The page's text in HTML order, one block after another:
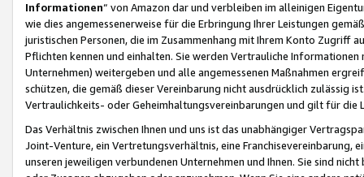
Informationen“ von Amazon dar und verbleiben im alleinigen
wie dies angemessenerweise für die Erbringung Ihrer Leistungen
juristischen Personen, die im Zusammenhang mit Ihrem Konto
Pflichten kennen und einhalten. Sie werden Vertrauliche
Unternehmen) weitergeben und alle angemessenen Maßnahmen
schützen, die gemäß dieser Vereinbarung nicht ausdrücklich zulässig
Vertraulichkeits- oder Geheimhaltungsvereinbarungen und gilt für die
Das Verhältnis zwischen Ihnen und uns ist das unabhängiger
Joint-Venture, ein Vertretungsverhältnis, eine Franchisevereinbarung,
unseren jeweiligen verbundenen Unternehmen und Ihnen. Sie sind